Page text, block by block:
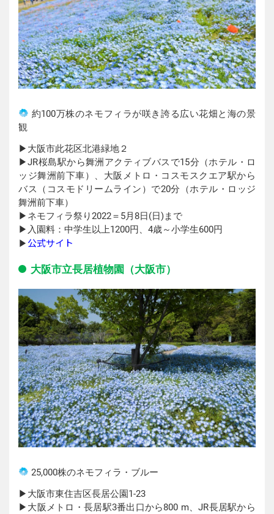
約100万株のネモフィラが咲き誇る広い花畑と海の景
観
▶︎大阪市此花区北港緑地２
▶︎JR桜島駅から舞洲アクティブバスで15分（ホテル・ロ
ッジ舞洲前下車）、大阪メトロ・コスモスクエア駅から
バス（コスモドリームライン）で20分（ホテル・ロッジ
舞洲前下車）
▶︎ネモフィラ祭り2022＝5月8日(日)まで
▶︎入園料：中学生以上1200円、4歳～小学生600円
▶︎ 公式サイト
大阪市立長居植物園（大阪市）
25,000株のネモフィラ・ブルー
▶︎大阪市東住吉区長居公園1-23
▶︎大阪メトロ・長居駅3番出口から800 m、JR長居駅から